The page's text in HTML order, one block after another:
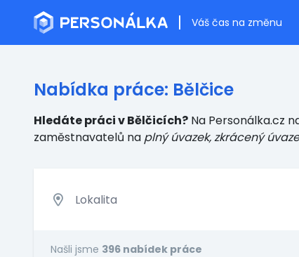
Váš čas na změnu
Nabídka práce: Bělčice
Hledáte práci v Bělčicích? Na Personálka.cz
zaměstnavatelů na plný úvazek, zkrácený
Našli jsme 396 nabídek práce